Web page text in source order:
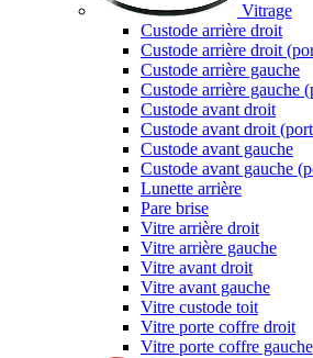
Vitrage
Custode arrière droit
Custode arrière droit
Custode arrière gauche
Custode arrière gauche
Custode avant droit
Custode avant droit
Custode avant gauche
Custode avant gauche
Lunette arrière
Pare brise
Vitre arrière droit
Vitre arrière gauche
Vitre avant droit
Vitre avant gauche
Vitre custode toit
Vitre porte coffre droit
Vitre porte coffre gauche